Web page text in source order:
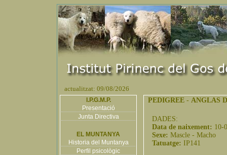
actualitzat: 09/08/2026
I.P.G.M.P.
Presentació
Junta Directiva
EL MUNTANYA
Historia del Muntanya
Perfil psicològic
PEDIGREE - ANGLAS
DADES:
Data de naixement: 10-
Sexe: Mascle - Macho
Tatuatge: IP141